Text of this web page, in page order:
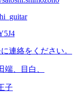
連絡をください。
端、目白、
子